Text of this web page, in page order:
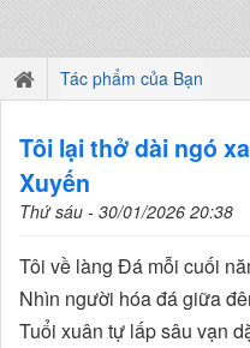
Tác phẩm của Bạn
Tôi lại thở dài ngó
Xuyến
Thứ sáu - 30/01/2026 20:38
Tôi về làng Đá mỗi cuối
Nhìn người hóa đá giữa
Tuổi xuân tự lấp sâu vạn